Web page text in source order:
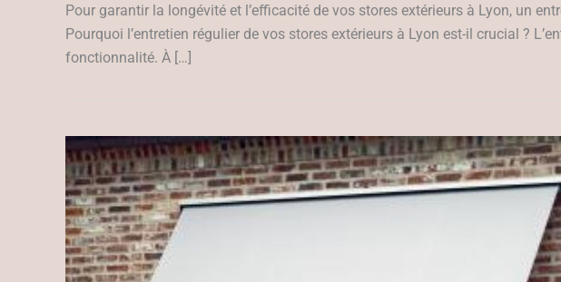
Pour garantir la longévité et l’efficacité de vos stores extérieurs à Lyon, un
Pourquoi l’entretien régulier de vos stores extérieurs à Lyon est-il crucial ?
fonctionnalité. À […]